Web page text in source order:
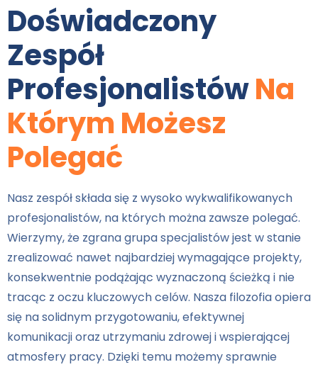
Doświadczony
Zespół
ProfesjonalistówNa
Którym Możesz
Polegać
Nasz zespół składa się z wysoko wykwalifikowanych
profesjonalistów, na których można zawsze polegać.
Wierzymy, że zgrana grupa specjalistów jest w stanie
zrealizować nawet najbardziej wymagające projekty,
konsekwentnie podążając wyznaczoną ścieżką i nie
tracąc z oczu kluczowych celów. Nasza filozofia opiera
się na solidnym przygotowaniu, efektywnej
komunikacji oraz utrzymaniu zdrowej i wspierającej
atmosfery pracy. Dzięki temu możemy sprawnie